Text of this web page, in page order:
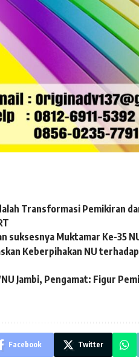
Transformasi Pemikiran
suksesnya Muktamar Ke-35
Keberpihakan NU
Jambi, Pengamat: Figur
Facebook Twitter